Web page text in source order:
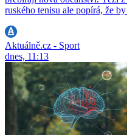
ruského tenisu ale popírá, že
Aktuálně.cz - Sport
dnes, 11:13